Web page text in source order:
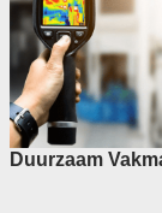
Duurzaam